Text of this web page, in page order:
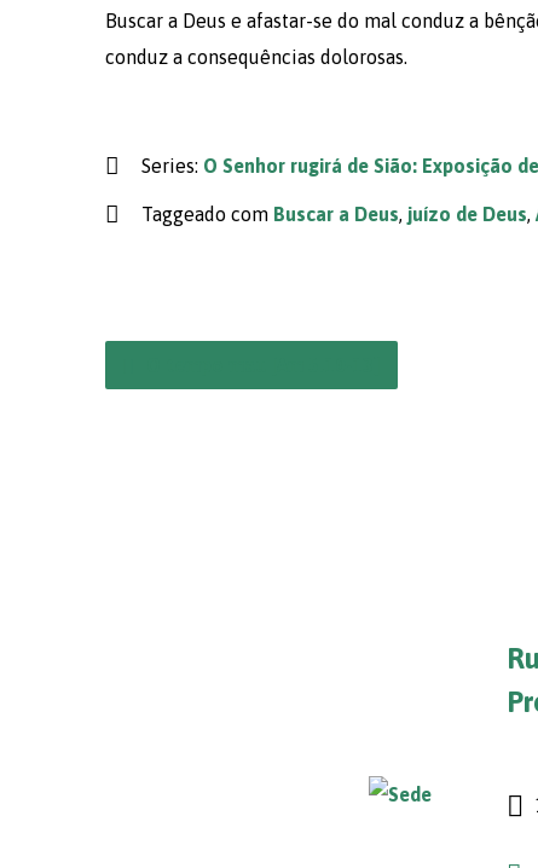
Buscar a Deus e afastar-se do mal conduz a
conduz a consequências dolorosas.
Series: O Senhor rugirá de Sião: Exposição
Taggeado com Buscar a Deus, juízo de Deus,